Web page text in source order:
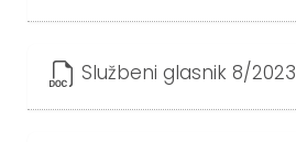
Službeni glasnik 8/2023